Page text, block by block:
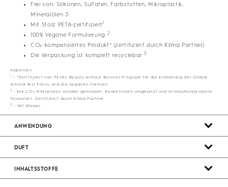
Frei von: Silikonen, Sulfaten, Farbstoffen, Mikroplastik,
Mineralölen 3
Mit Stolz PETA-zertifiziert 1
100% Vegane Formulierung 2
CO₂-kompensiertes Produkt³ (zertifiziert durch Klima Partner)
Die Verpackung ist komplett recyclebar 5
Appendix
1 – *Zertifiziert von PETA's 'Beauty without Bunnies Program' für die Einhaltung der Global
Animal Test Policy und die veganen Formeln.
3 - Die CO₂-Emissionen wurden gemessen, Reduktionen umgesetzt und Klimaschutzprojekte
finanziert. Zertifiziert durch Klima Partner
5 – Mit Wasser
ANWENDUNG
DUFT
INHALTSSTOFFE